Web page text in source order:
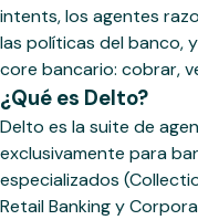
intents, los agentes
las políticas del banco,
core bancario: cobrar,
¿Qué es Delto?
Delto es la suite de
exclusivamente para
especializados
Retail Banking y